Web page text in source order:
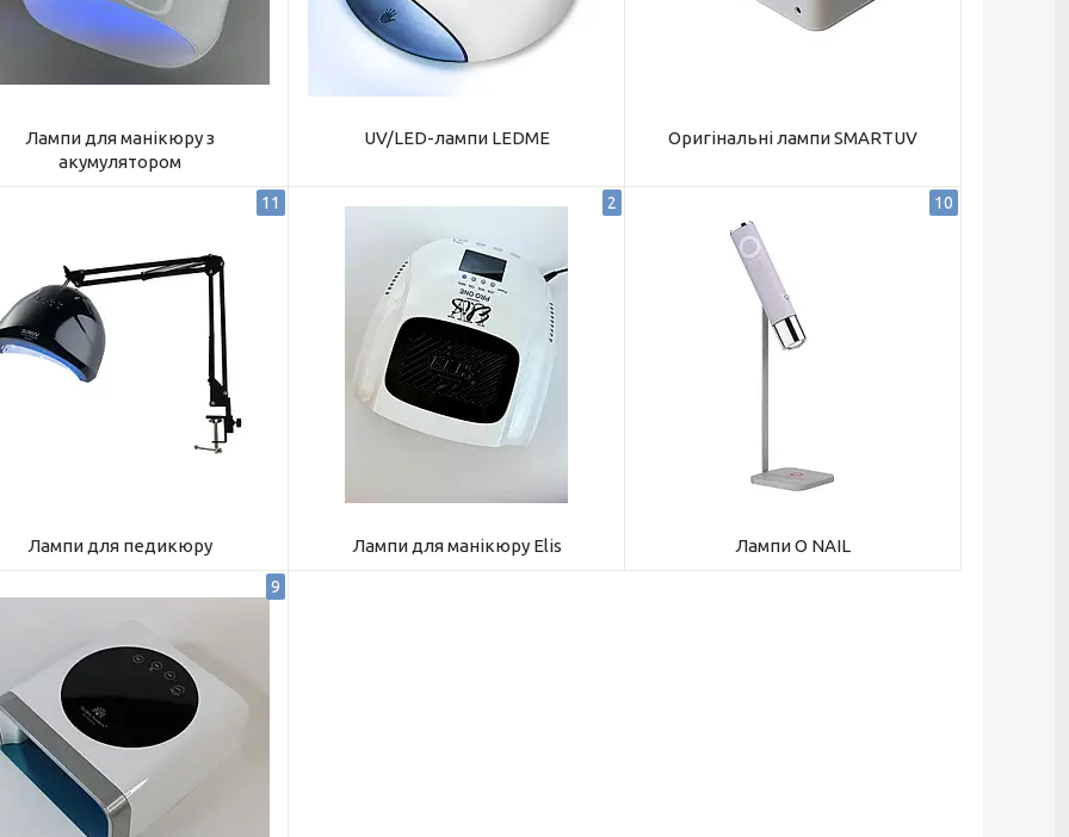
Лампи для манікюру з
акумулятором
UV/LED-лампи LEDME Оригінальні лампи SMARTUV
11
Лампи для педикюру
2
Лампи для манікюру Elis
10
Лампи O NAIL
9